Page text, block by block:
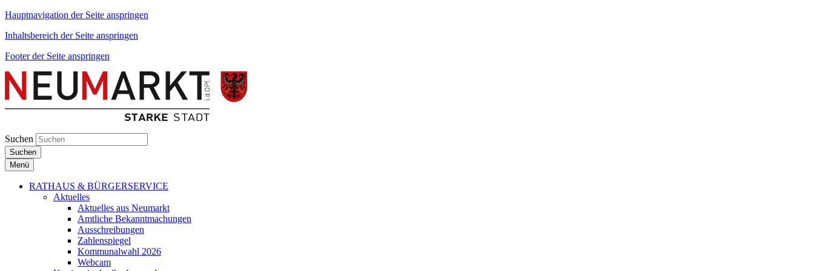
Hauptnavigation der Seite anspringen
Inhaltsbereich der Seite anspringen
Footer der Seite anspringen
Suchen
Suchen
Menü
RATHAUS & BÜRGERSERVICE
Aktuelles
Aktuelles aus Neumarkt
Amtliche Bekanntmachungen
Ausschreibungen
Zahlenspiegel
Kommunalwahl 2026
Webcam